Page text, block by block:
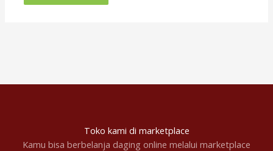
Toko kami di marketplace
Kamu bisa berbelanja daging online melalui marketplace